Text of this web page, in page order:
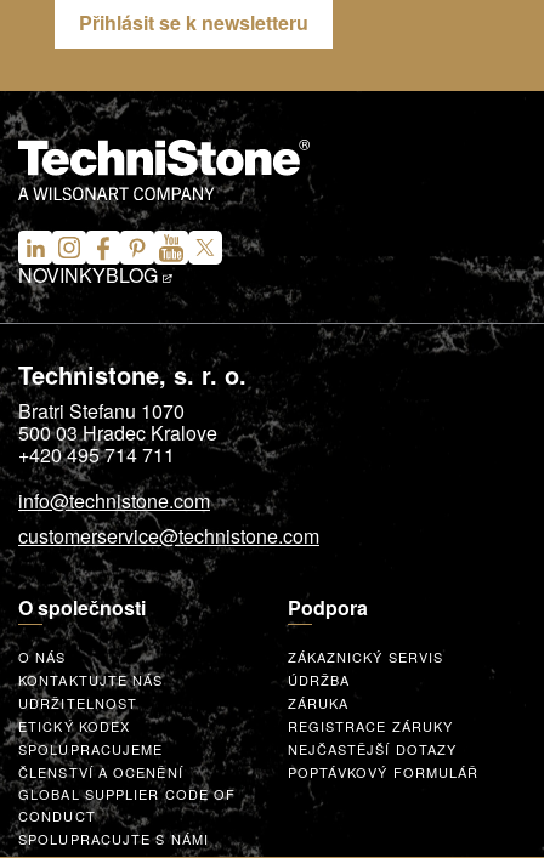
Přihlásit se k newsletteru
NOVINKYBLOG
Technistone, s. r. o.
Bratri Stefanu 1070
500 03Hradec Kralove
+420 495 714 711
info@technistone.com
customerservice@technistone.com
O společnosti
O NÁS
KONTAKTUJTE NÁS
UDRŽITELNOST
ETICKÝ KODEX
SPOLUPRACUJEME
ČLENSTVÍ A OCENĚNÍ
GLOBAL SUPPLIER CODE OF
CONDUCT
SPOLUPRACUJTE S NÁMI
Podpora
ZÁKAZNICKÝ SERVIS
ÚDRŽBA
ZÁRUKA
REGISTRACE ZÁRUKY
NEJČASTĚJŠÍ DOTAZY
POPTÁVKOVÝ FORMULÁŘ